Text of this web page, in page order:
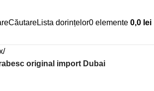
CăutareLista dorințelor0 elemente 0,0 lei
original import Dubai